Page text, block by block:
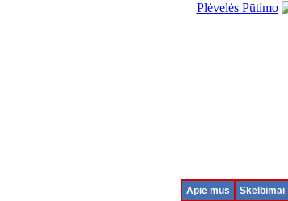
Plėvelės Pūtimo
Apie mus Skelbimai